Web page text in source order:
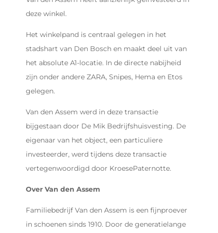
deze winkel.
Het winkelpand is centraal gelegen in het
stadshart van Den Bosch en maakt deel uit van
het absolute A1-locatie. In de directe nabijheid
zijn onder andere ZARA, Snipes, Hema en Etos
gelegen.
Van den Assem werd in deze transactie
bijgestaan door De Mik Bedrijfshuisvesting. De
eigenaar van het object, een particuliere
investeerder, werd tijdens deze transactie
vertegenwoordigd door KroesePaternotte.
Over Van den Assem
Familiebedrijf Van den Assem is een fijnproever
in schoenen sinds 1910. Door de generatielange